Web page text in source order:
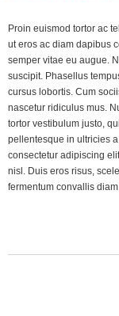
Proin euismod tortor ac
ut eros ac diam dapibus
semper vitae eu augue.
suscipit. Phasellus
cursus lobortis. Cum
nascetur ridiculus mus.
tortor vestibulum justo,
pellentesque in ultricies
consectetur adipiscing
nisl. Duis eros risus,
fermentum convallis